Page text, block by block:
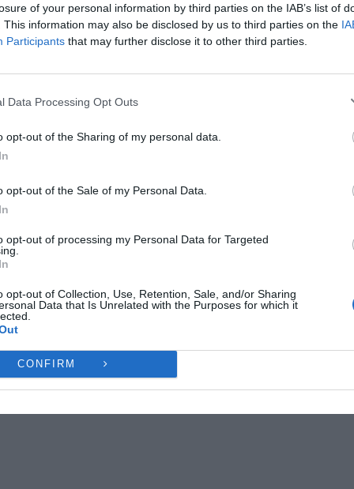
of your personal information by third parties on the IAB’s list of
This information may also be disclosed by us to third parties on the
Participants that may further disclose it to other third parties.
Data Processing Opt Outs
opt-out of the Sharing of my personal data.
opt-out of the Sale of my Personal Data.
opt-out of processing my Personal Data for Targeted
opt-out of Collection, Use, Retention, Sale, and/or Sharing
Data that Is Unrelated with the Purposes for which it
CONFIRM
Διαχείριση Συγκατάθεσης
την καλύτερη εμπειρία, χρησιμοποιούμε τεχνολογίες όπως cookies για
θα μας επιτρέψει να επεξεργαστούμε δεδομένα προσωπικού
ή η ανάκληση της συγκατάθεσης, μπορεί να επηρεάσει
λειτουργίες και δυνατότητες.
ΔΕΝ ΑΠΟΔΈΧΟΜΑΙ ΠΡΟΒΟΛΉ
on X Follow us Save
ΜΙΑ ΕΛΑΣΣΟΝΊΤΙΣΣΑ ΒΡΑΒΈΥΕΤΑΙ ΑΠΌ ΤΟΝ ΠΣΑΤ